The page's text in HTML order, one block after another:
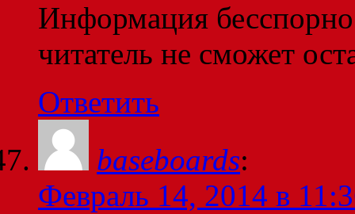
Информация
читатель не сможет
Ответить
baseboards:
Февраль 14, 2014 в